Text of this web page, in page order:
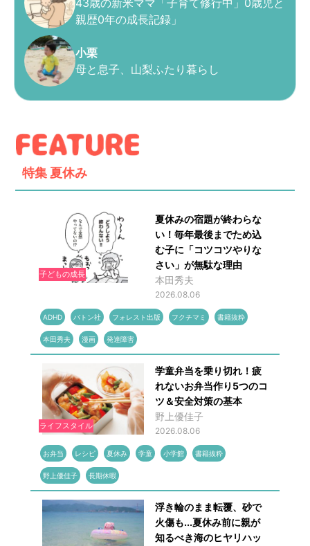
43歳の新米ママ「子育て修行中」0歳児と
親歴0年の成長記録」
小栗
母と息子、山梨ふたり暮らし
特集 夏休み
子どもの成長
夏休みの宿題が終わらな
い！毎年最後までため込
む子に「コツコツやりな
さい」が無駄な理由
本田秀夫
2026.08.06
ADHD バトン社 フォレスト出版 フクチマミ 書籍抜粋
本田秀夫 漫画 発達障害
ライフスタイル
学童弁当を乗り切れ！疲
れないお弁当作り5つのコ
ツ＆安全対策の基本
野上優佳子
2026.08.06
お弁当 レシピ 夏休み 学童 小学館 書籍抜粋
野上優佳子 長期休暇
浮き輪のまま転覆、砂で
火傷も...夏休み前に親が
知るべき海のヒヤリハッ